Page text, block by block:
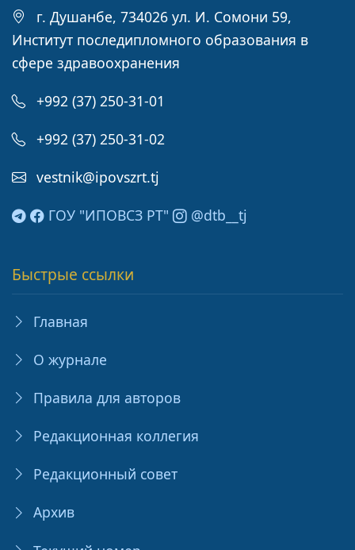
г. Душанбе, 734026 ул. И. Сомони 59,
Институт последипломного образования в
сфере здравоохранения
+992 (37) 250-31-01
+992 (37) 250-31-02
vestnik@ipovszrt.tj
ГОУ "ИПОВСЗ РТ" @dtb__tj
Быстрые ссылки
Главная
О журнале
Правила для авторов
Редакционная коллегия
Редакционный совет
Архив